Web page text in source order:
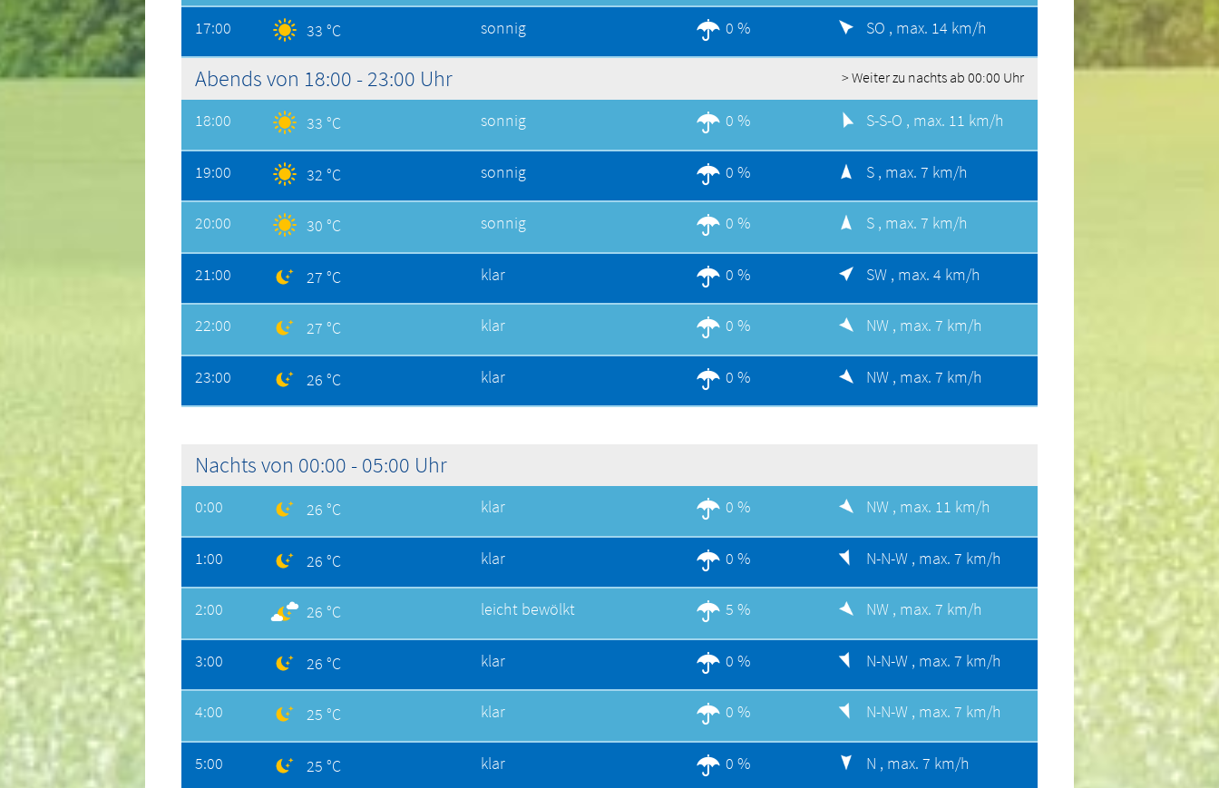
17:00 33 °C sonnig 0 % SO , max. 14 km/h
Abends von 18:00 - 23:00 Uhr > Weiter zu nachts ab 00:00 Uhr
18:00 33 °C sonnig 0 % S-S-O , max. 11 km/h
19:00 32 °C sonnig 0 % S , max. 7 km/h
20:00 30 °C sonnig 0 % S , max. 7 km/h
21:00 27 °C klar 0 % SW , max. 4 km/h
22:00 27 °C klar 0 % NW , max. 7 km/h
23:00 26 °C klar 0 % NW , max. 7 km/h
Nachts von 00:00 - 05:00 Uhr
0:00 26 °C klar 0 % NW , max. 11 km/h
1:00 26 °C klar 0 % N-N-W , max. 7 km/h
2:00 26 °C leicht bewölkt 5 % NW , max. 7 km/h
3:00 26 °C klar 0 % N-N-W , max. 7 km/h
4:00 25 °C klar 0 % N-N-W , max. 7 km/h
5:00 25 °C klar 0 % N , max. 7 km/h